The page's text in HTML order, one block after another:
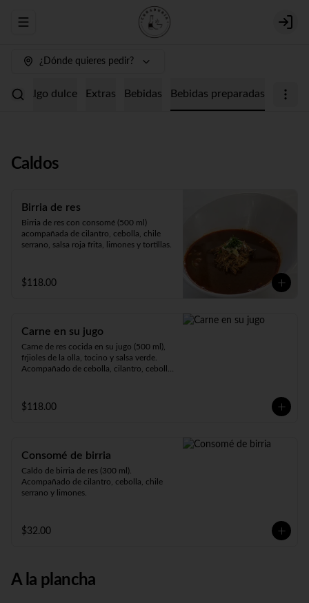
Abrir menu de navegación Login
¿Dónde quieres pedir?
Algo dulce Extras Bebidas Bebidas preparadas
Caldos
Birria de res
Birria de res con consomé (500 ml)
acompañada de cilantro, cebolla, chile
serrano, salsa roja frita, limones y tortillas.
$118.00
Carne en su jugo
Carne de res cocida en su jugo (500 ml),
frjioles de la olla, tocino y salsa verde.
Acompañado de cebolla, cilantro, cebolla
$118.00
Consomé de birria
Caldo de birria de res (300 ml).
Acompañado de cilantro, cebolla, chile
serrano y limones.
$32.00
A la plancha